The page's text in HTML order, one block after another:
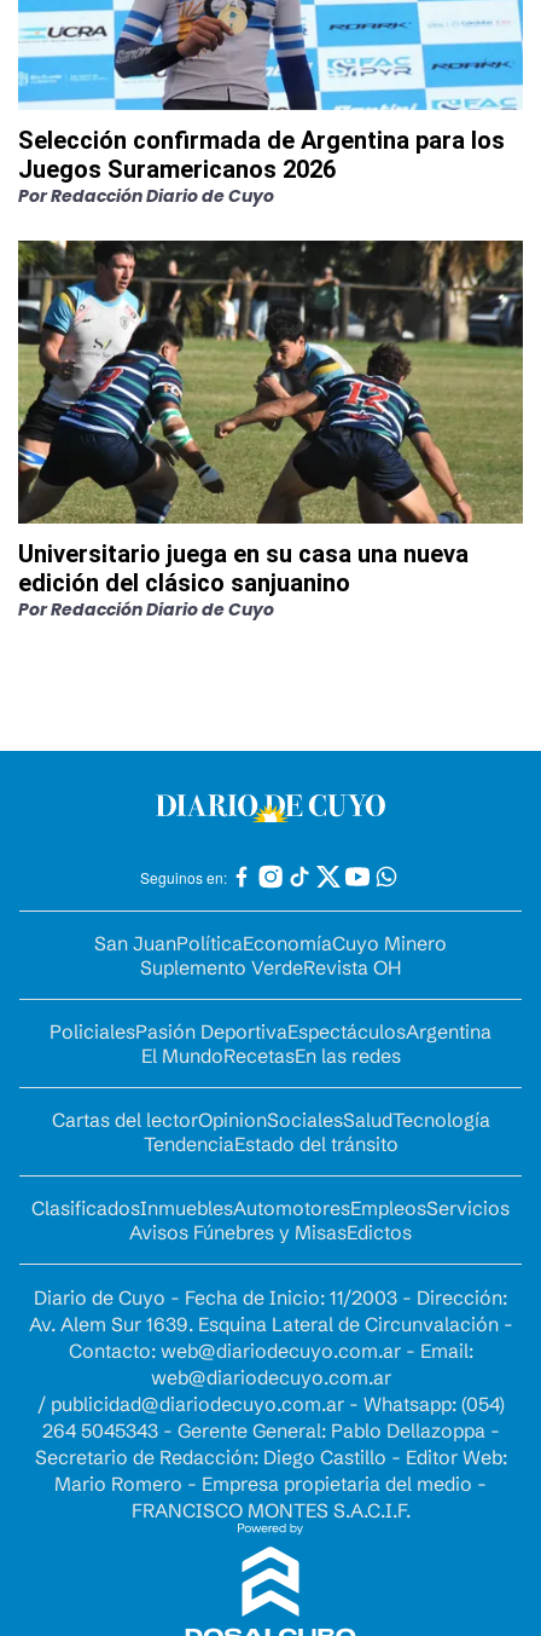
Selección confirmada de Argentina para los
Juegos Suramericanos 2026
PorRedacción Diario de Cuyo
Universitario juega en su casa una nueva
edición del clásico sanjuanino
PorRedacción Diario de Cuyo
Seguinos en:
San JuanPolíticaEconomíaCuyo Minero
Suplemento VerdeRevista OH
PolicialesPasión DeportivaEspectáculosArgentina
El MundoRecetasEn las redes
Cartas del lectorOpinionSocialesSaludTecnología
TendenciaEstado del tránsito
ClasificadosInmueblesAutomotoresEmpleosServicios
Avisos Fúnebres y MisasEdictos
Diario de Cuyo - Fecha de Inicio: 11/2003 - Dirección:
Av. Alem Sur 1639. Esquina Lateral de Circunvalación -
Contacto: web@diariodecuyo.com.ar- Email:
web@diariodecuyo.com.ar
/ publicidad@diariodecuyo.com.ar- Whatsapp: (054)
264 5045343 - Gerente General: Pablo Dellazoppa -
Secretario de Redacción: Diego Castillo - Editor Web:
Mario Romero - Empresa propietaria del medio -
FRANCISCO MONTES S.A.C.I.F.